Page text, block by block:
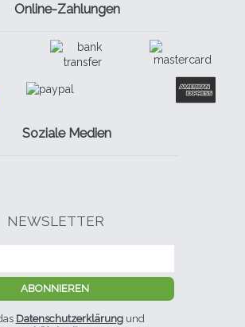
Online-Zahlungen
Soziale Medien
NEWSLETTER
Datenschutzerklärungund